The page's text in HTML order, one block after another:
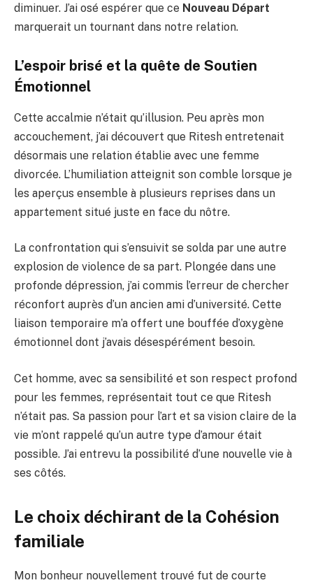
diminuer. J’ai osé espérer que ce Nouveau Départ
marquerait un tournant dans notre relation.
L’espoir brisé et la quête de Soutien
Émotionnel
Cette accalmie n’était qu’illusion. Peu après mon
accouchement, j’ai découvert que Ritesh entretenait
désormais une relation établie avec une femme
divorcée. L’humiliation atteignit son comble lorsque je
les aperçus ensemble à plusieurs reprises dans un
appartement situé juste en face du nôtre.
La confrontation qui s’ensuivit se solda par une autre
explosion de violence de sa part. Plongée dans une
profonde dépression, j’ai commis l’erreur de chercher
réconfort auprès d’un ancien ami d’université. Cette
liaison temporaire m’a offert une bouffée d’oxygène
émotionnel dont j’avais désespérément besoin.
Cet homme, avec sa sensibilité et son respect profond
pour les femmes, représentait tout ce que Ritesh
n’était pas. Sa passion pour l’art et sa vision claire de la
vie m’ont rappelé qu’un autre type d’amour était
possible. J’ai entrevu la possibilité d’une nouvelle vie à
ses côtés.
Le choix déchirant de la Cohésion
familiale
Mon bonheur nouvellement trouvé fut de courte